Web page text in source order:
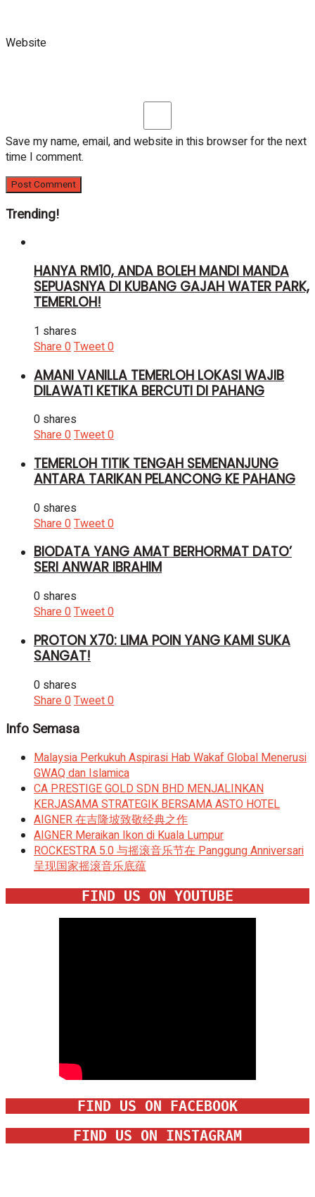
Website
Save my name, email, and website in this browser for the next
time I comment.
Trending!
HANYA RM10, ANDA BOLEH MANDI MANDA
SEPUASNYA DI KUBANG GAJAH WATER PARK,
TEMERLOH!
1 shares
Share0Tweet0
AMANI VANILLA TEMERLOH LOKASI WAJIB
DILAWATI KETIKA BERCUTI DI PAHANG
0 shares
Share0Tweet0
TEMERLOH TITIK TENGAH SEMENANJUNG
ANTARA TARIKAN PELANCONG KE PAHANG
0 shares
Share0Tweet0
BIODATA YANG AMAT BERHORMAT DATO’
SERI ANWAR IBRAHIM
0 shares
Share0Tweet0
PROTON X70: LIMA POIN YANG KAMI SUKA
SANGAT!
0 shares
Share0Tweet0
Info Semasa
Malaysia Perkukuh Aspirasi Hab Wakaf Global Menerusi
GWAQ dan Islamica
CA PRESTIGE GOLD SDN BHD MENJALINKAN
KERJASAMA STRATEGIK BERSAMA ASTO HOTEL
AIGNER 在吉隆坡致敬经典之作
AIGNER Meraikan Ikon di Kuala Lumpur
ROCKESTRA 5.0 与摇滚音乐节在 Panggung Anniversari
呈现国家摇滚音乐底蕴
FIND US ON YOUTUBE
FIND US ON FACEBOOK
FIND US ON INSTAGRAM